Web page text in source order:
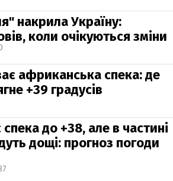
накрила Україну:
коли очікуються зміни
африканська спека: де
+39 градусів
до +38, але в частині
дощі: прогноз погоди